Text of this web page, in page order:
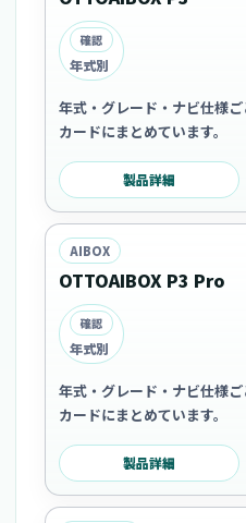
確認
年式別
年式・グレード・ナビ仕様
カードにまとめています。
製品詳細
AIBOX
OTTOAIBOX P3 Pro
確認
年式別
年式・グレード・ナビ仕様
カードにまとめています。
製品詳細